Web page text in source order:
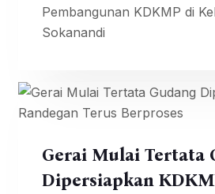
Pembangunan KDKMP di
Sokanandi
Gerai Mulai Tertata
Dipersiapkan